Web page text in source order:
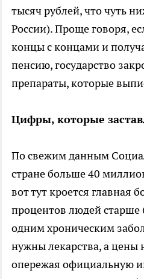
тысяч рублей, что чуть
России). Проще говоря,
концы с концами и
пенсию, государство
препараты, которые
Цифры, которые
По свежим данным
стране больше 40
вот тут кроется главная
процентов людей
одним хроническим
нужны лекарства, а цены
опережая официальную